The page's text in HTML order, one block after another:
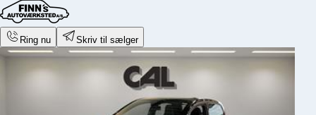
Ring nu Skriv til sælger